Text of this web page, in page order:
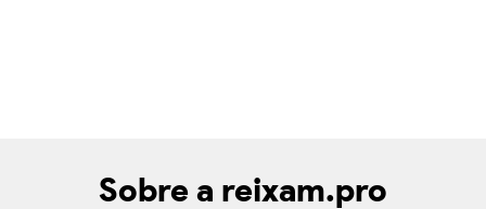
Sobre a reixam.pro